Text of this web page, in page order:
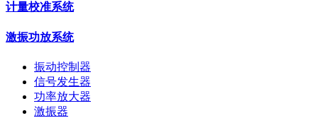
计量校准系统
激振功放系统
振动控制器
信号发生器
功率放大器
激振器